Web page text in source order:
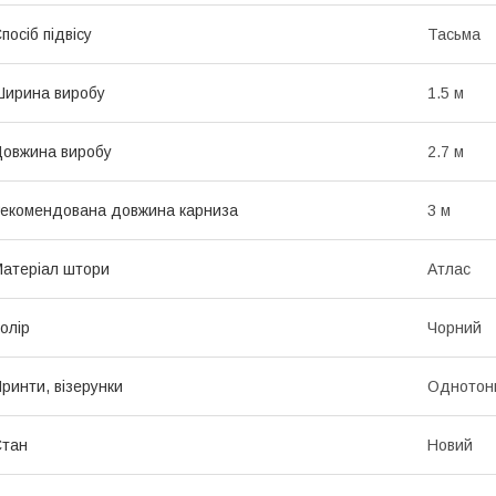
підвісу Тасьма
виробу 1.5 м
виробу 2.7 м
довжина карниза 3 м
штори Атлас
Чорний
візерунки
Новий